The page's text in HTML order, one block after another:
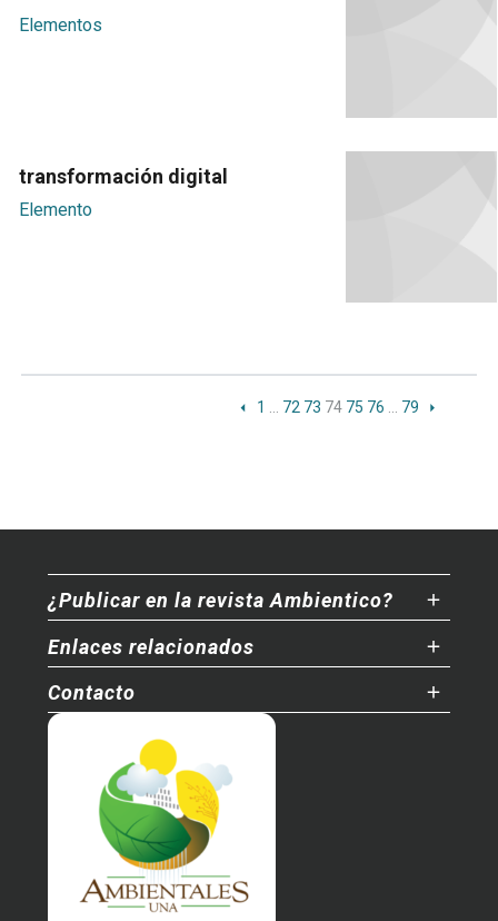
Elementos
transformación digital
Elemento
1 72 73 74 75 76 79
¿Publicar en la revista Ambientico?
Enlaces relacionados
Contacto